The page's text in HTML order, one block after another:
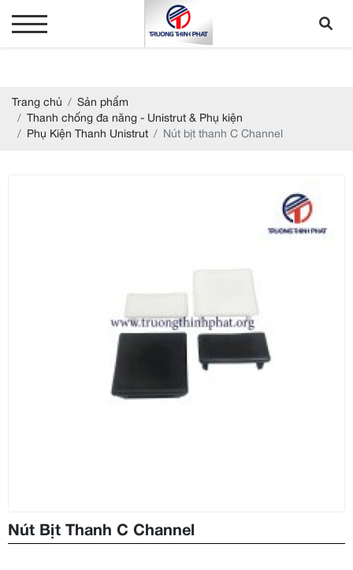
Trang chủ
Sản phẩm
Thanh chống đa năng - Unistrut & Phụ kiện
Phụ Kiện Thanh Unistrut
Nút bịt thanh C Channel
Nút Bịt Thanh C Channel